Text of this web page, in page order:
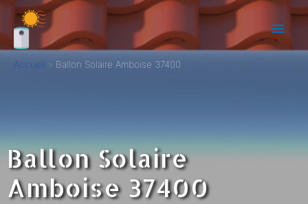
Accueil Ballon Solaire Amboise 37400
Ballon Solaire
Amboise 37400